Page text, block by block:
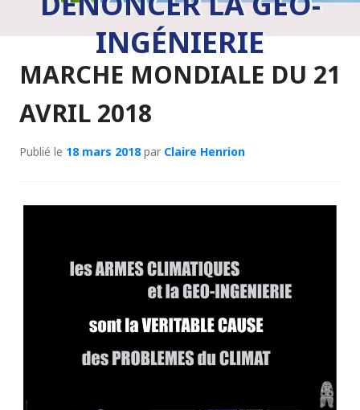
INGÉNIERIE
MARCHE MONDIALE DU 21
AVRIL 2018
Publié le 18 mars 2018par Claire Henrion